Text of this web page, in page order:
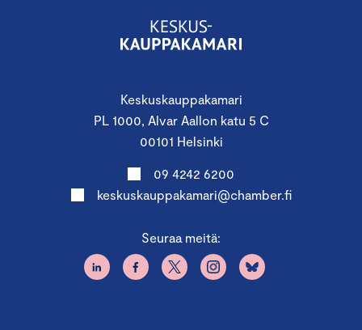
Keskuskauppakamari
PL 1000, Alvar Aallon katu 5 C
00101 Helsinki
09 4242 6200
keskuskauppakamari@chamber.fi
Seuraa meitä: